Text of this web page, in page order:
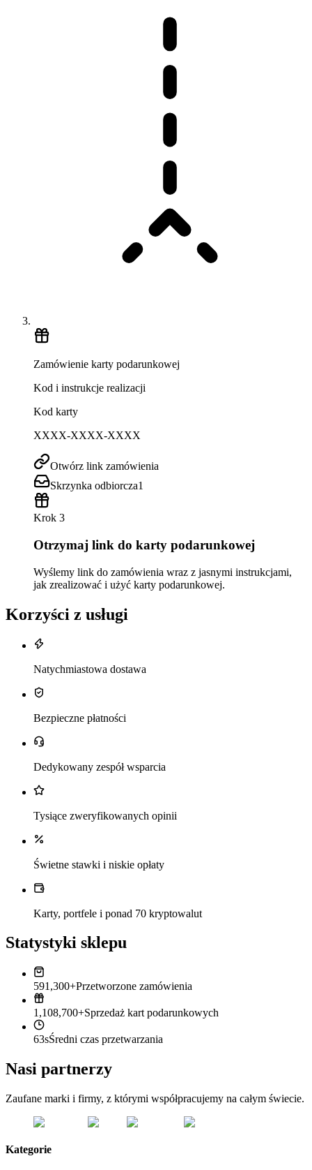
Zamówienie karty podarunkowej
Kod i instrukcje realizacji
Kod karty
XXXX-XXXX-XXXX
Otwórz link zamówienia
Skrzynka odbiorcza1
Krok 3
Otrzymaj link do karty podarunkowej
Wyślemy link do zamówienia wraz z jasnymi instrukcjami,
jak zrealizować i użyć karty podarunkowej.
Korzyści z usługi
Natychmiastowa dostawa
Bezpieczne płatności
Dedykowany zespół wsparcia
Tysiące zweryfikowanych opinii
Świetne stawki i niskie opłaty
Karty, portfele i ponad 70 kryptowalut
Statystyki sklepu
591,300+Przetworzone zamówienia
1,108,700+Sprzedaż kart podarunkowych
63sŚredni czas przetwarzania
Nasi partnerzy
Zaufane marki i firmy, z którymi współpracujemy na całym świecie.
Kategorie